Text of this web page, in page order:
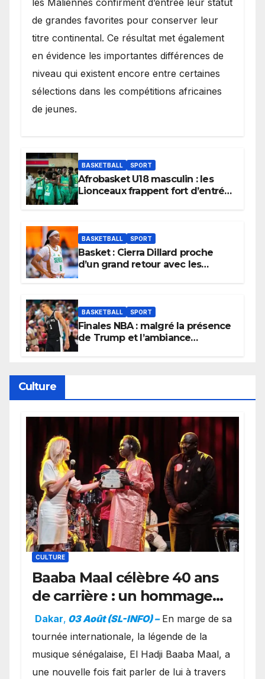
de grandes favorites pour conserver leur
titre continental. Ce résultat met également
en évidence les importantes différences de
niveau qui existent encore entre certaines
sélections dans les compétitions africaines
de jeunes.
BASKETBALL SPORT
Afrobasket U18 masculin : les
Lionceaux frappent fort d’entrée
BASKETBALL SPORT
Basket : Cierra Dillard proche
d’un grand retour avec les
BASKETBALL SPORT
Finales NBA : malgré la présence
de Trump et l’ambiance
Culture
CULTURE
Baaba Maal célèbre 40 ans
de carrière : un hommage
exceptionnel à Oslo en
présence de la famille
royale.
Dakar, 03 Août (SL-INFO) – ​En marge de sa
tournée internationale, la légende de la
musique sénégalaise, El Hadji Baaba Maal, a
une nouvelle fois fait parler de lui à travers